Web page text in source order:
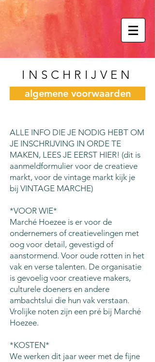
INSCHRIJVEN
algemene voorwaarden
ALLE INFO DIE JE NODIG HEBT OM
JE INSCHRIJVING IN ORDE TE
MAKEN, LEES JE EERST HIER! (dit is
aanmeldformulier voor de creatieve
markt, voor de vintage markt kijk je
bij VINTAGE MARCHE)
*VOOR WIE*
Marché Hoezee is er voor de
ondernemers of creatievelingen met
oog voor detail, gevestigd of
aanstormend. Voor oude rotten in het
vak en verse talenten. De organisatie
is gevoelig voor creatieve makers,
culturele doeners en andere
ambachtslui die hun vak verstaan.
Vrolijke noten zijn een pré bij Marché
Hoezee.
*KOSTEN*
We werken dit jaar weer met de fijne